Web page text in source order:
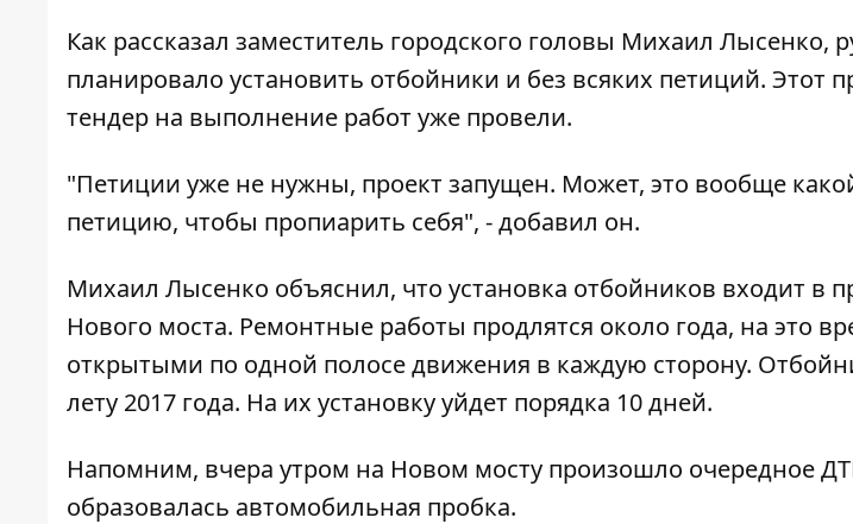
Как рассказал заместитель городского головы Михаил Лысенко,
планировало установить отбойники и без всяких петиций. Этот
тендер на выполнение работ уже провели.
"Петиции уже не нужны, проект запущен. Может, это вообще
петицию, чтобы пропиарить себя", - добавил он.
Михаил Лысенко объяснил, что установка отбойников входит в
Нового моста. Ремонтные работы продлятся около года, на это
открытыми по одной полосе движения в каждую сторону.
лету 2017 года. На их установку уйдет порядка 10 дней.
Напомним, вчера утром на Новом мосту произошло очередное
образовалась автомобильная пробка.